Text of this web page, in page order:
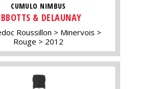
CUMULO NIMBUS
& DELAUNAY
Roussillon
Minervois
Rouge
2012